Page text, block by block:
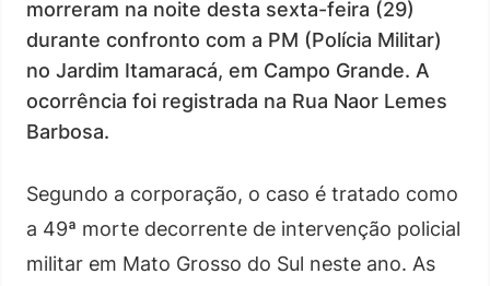
morreram na noite desta sexta-feira (29)
durante confronto com a PM (Polícia Militar)
no Jardim Itamaracá, em Campo Grande. A
ocorrência foi registrada na Rua Naor Lemes
Barbosa.
Segundo a corporação, o caso é tratado como
a 49ª morte decorrente de intervenção policial
militar em Mato Grosso do Sul neste ano. As